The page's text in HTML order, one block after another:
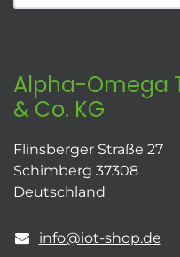
Alpha-Omega
& Co. KG
Flinsberger Straße 27
Schimberg 37308
Deutschland
info@iot-shop.de